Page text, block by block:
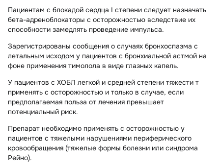
Пациентам с блокадой сердца I степени следует назначать
бета-адреноблокаторы с осторожностью вследствие их
способности замедлять проведение импульса.
Зарегистрированы сообщения о случаях бронхоспазма с
летальным исходом у пациентов с бронхиальной астмой на
фоне применения тимолола в виде глазных капель.
У пациентов с ХОБЛ легкой и средней степени тяжести т
применять с осторожностью и только в случае, если
предполагаемая польза от лечения превышает
потенциальный риск.
Препарат необходимо применять с осторожностью у
пациентов с тяжелыми нарушениями периферического
кровообращения (тяжелые формы болезни или синдрома
Рейно).